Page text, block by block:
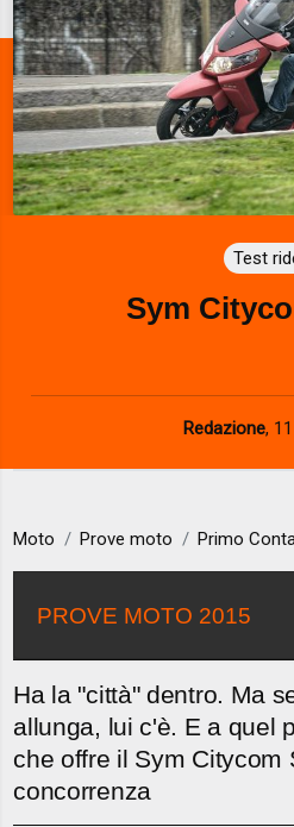
Test
Sym
Redazione,
Moto Prove moto Primo
PROVE MOTO 2015
Ha la "città" dentro. Ma
allunga, lui c'è. E a quel
che offre il Sym Citycom
concorrenza